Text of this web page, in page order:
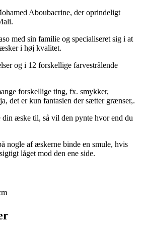
Aboubacrine, der oprindeligt
med sin familie og specialiseret sig i at
i høj kvalitet.
og i 12 forskellige farvestrålende
forskellige ting, fx. smykker,
det er kun fantasien der sætter grænser,.
æske til, så vil den pynte hvor end du
nogle af æskerne binde en smule, hvis
låget mod den ene side.